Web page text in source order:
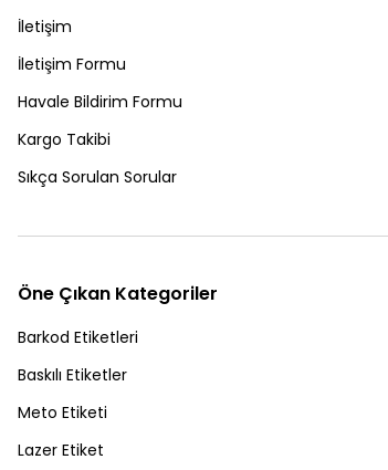
İletişim
İletişim Formu
Havale Bildirim Formu
Kargo Takibi
Sıkça Sorulan Sorular
Öne Çıkan Kategoriler
Barkod Etiketleri
Baskılı Etiketler
Meto Etiketi
Lazer Etiket